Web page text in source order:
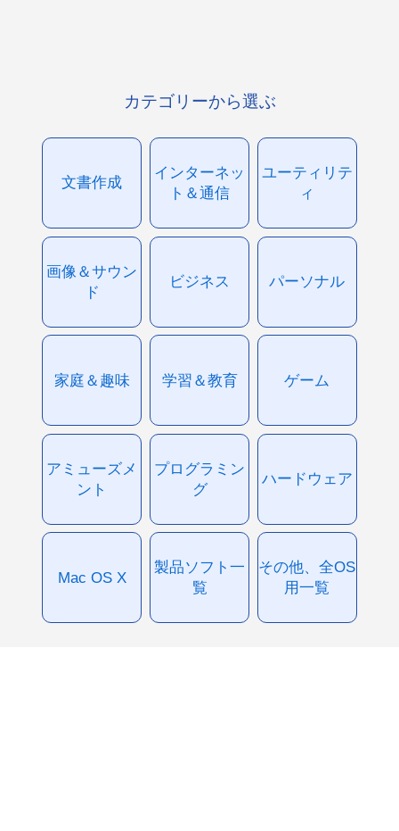
カテゴリーから選ぶ
文書作成
インターネッ
ト＆通信
ユーティリテ
ィ
画像＆サウン
ド
ビジネス パーソナル
家庭＆趣味 学習＆教育 ゲーム
アミューズメ
ント
プログラミン
グ
ハードウェア
Mac OS X
製品ソフト一
覧
その他、全OS
用一覧